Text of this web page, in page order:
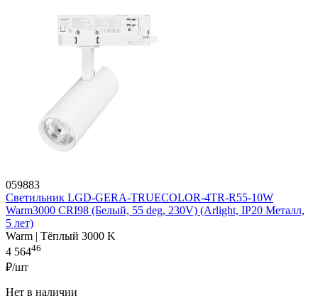
059883
Светильник LGD-GERA-TRUECOLOR-4TR-R55-10W
Warm3000 CRI98 (Белый, 55 deg, 230V) (Arlight, IP20 Металл,
5 лет)
Warm | Тёплый 3000 K
4 56446
₽/шт
Нет в наличии